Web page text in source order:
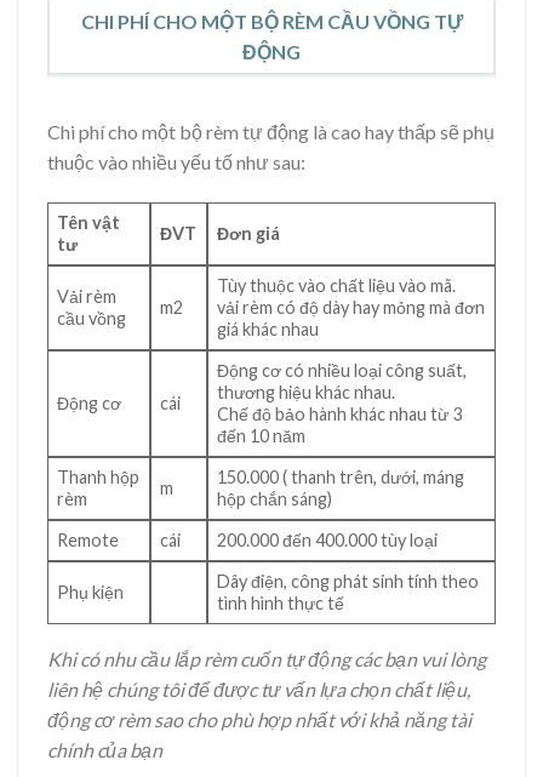
CHI PHÍ CHO MỘT BỘ RÈM CẦU VỒNG TỰ
ĐỘNG
Chi phí cho một bộ rèm tự động là cao hay thấp sẽ phụ
thuộc vào nhiều yếu tố như sau:
Tên vật
tư
ĐVT Đơn giá
Vải rèm
cầu vồng
m2
Tùy thuộc vào chất liệu vào mã.
vải rèm có độ dày hay mỏng mà đơn
giá khác nhau
Động cơ cái
Động cơ có nhiều loại công suất,
thương hiệu khác nhau.
Chế độ bảo hành khác nhau từ 3
đến 10 năm
Thanh hộp
rèm
m
150.000 ( thanh trên, dưới, máng
hộp chắn sáng)
Remote
cái 200.000 đến 400.000 tùy loại
Phụ kiện
Dây điện, công phát sinh tính theo
tình hình thực tế
Khi có nhu cầu lắp rèm cuốn tự động các bạn vui lòng
liên hệ chúng tôi để được tư vấn lựa chọn chất liệu,
động cơ rèm sao cho phù hợp nhất với khả năng tài
chính của bạn